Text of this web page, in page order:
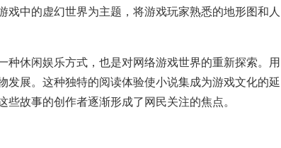
中的虚幻世界为主题，将游戏玩家熟悉的地形图和人
休闲娱乐方式，也是对网络游戏世界的重新探索。用
展。这种独特的阅读体验使小说集成为游戏文化的延
故事的创作者逐渐形成了网民关注的焦点。